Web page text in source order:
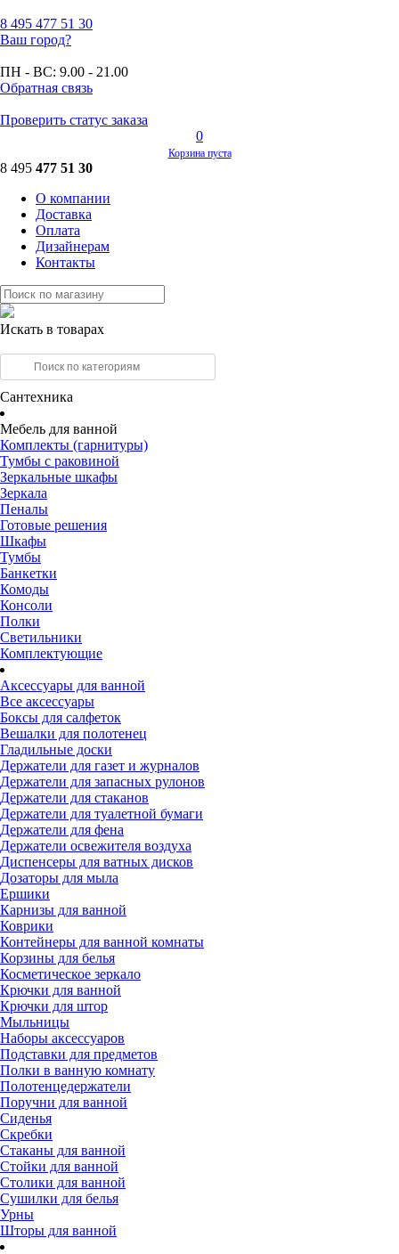
8 495 477 51 30
Ваш город?
ПН - ВС: 9.00 - 21.00
Обратная связь
Проверить статус заказа
0
Корзина пуста
8 495 477 51 30
О компании
Доставка
Оплата
Дизайнерам
Контакты
Искать в товарах
Сантехника
Мебель для ванной
Комплекты (гарнитуры)
Тумбы с раковиной
Зеркальные шкафы
Зеркала
Пеналы
Готовые решения
Шкафы
Тумбы
Банкетки
Комоды
Консоли
Полки
Светильники
Комплектующие
Аксессуары для ванной
Все аксессуары
Боксы для салфеток
Вешалки для полотенец
Гладильные доски
Держатели для газет и журналов
Держатели для запасных рулонов
Держатели для стаканов
Держатели для туалетной бумаги
Держатели для фена
Держатели освежителя воздуха
Диспенсеры для ватных дисков
Дозаторы для мыла
Ершики
Карнизы для ванной
Коврики
Контейнеры для ванной комнаты
Корзины для белья
Косметическое зеркало
Крючки для ванной
Крючки для штор
Мыльницы
Наборы аксессуаров
Подставки для предметов
Полки в ванную комнату
Полотенцедержатели
Поручни для ванной
Сиденья
Скребки
Стаканы для ванной
Стойки для ванной
Столики для ванной
Сушилки для белья
Урны
Шторы для ванной